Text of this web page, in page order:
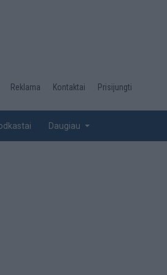
Reklama Kontaktai Prisijungti
Daugiau